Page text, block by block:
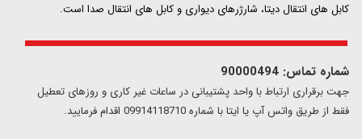
کابل های انتقال دیتا، شارژرهای دیواری و کابل های انتقال صدا است.
شماره تماس: 90000494
​​جهت برقراری ارتباط با واحد پشتیبانی در ساعات غیر کاری و روزهای تعطیل
فقط از طریق واتس آپ یا ایتا با شماره 09914118710 اقدام فرمایید.